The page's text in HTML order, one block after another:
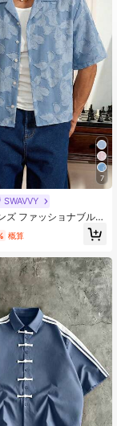
7
SWAVVY
ズ ファッショナブル
袖シャツ、春夏用
概算